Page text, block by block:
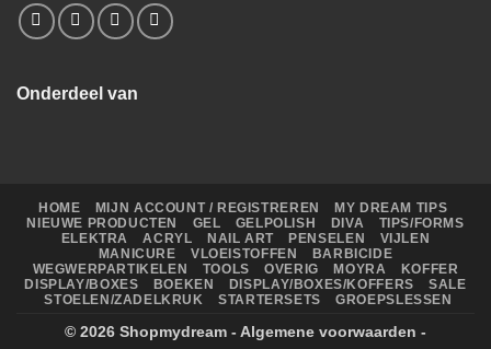
Onderdeel van
HOME MIJN ACCOUNT / REGISTREREN
MY DREAM TIPS
NIEUWE PRODUCTEN
GEL GELPOLISH DIVA
TIPS/FORMS
ELEKTRA
ACRYL NAIL ART PENSELEN
VIJLEN
MANICURE
VLOEISTOFFEN
BARBICIDE
WEGWERPARTIKELEN
TOOLS OVERIG MOYRA
KOFFER
DISPLAY/BOXES
BOEKEN DISPLAY/BOXES/KOFFERS
SALE
STOELEN/ZADELKRUK
STARTERSETS GROEPSLESSEN
© 2026 Shopmydream - Algemene voorwaarden -